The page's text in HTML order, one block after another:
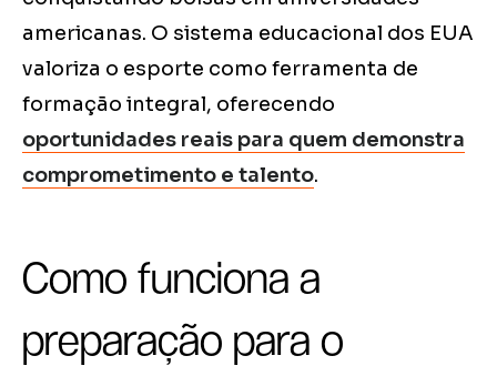
americanas. O sistema educacional dos EUA
valoriza o esporte como ferramenta de
formação integral, oferecendo
oportunidades reais para quem demonstra
comprometimento e talento.
Como funciona a
preparação para o